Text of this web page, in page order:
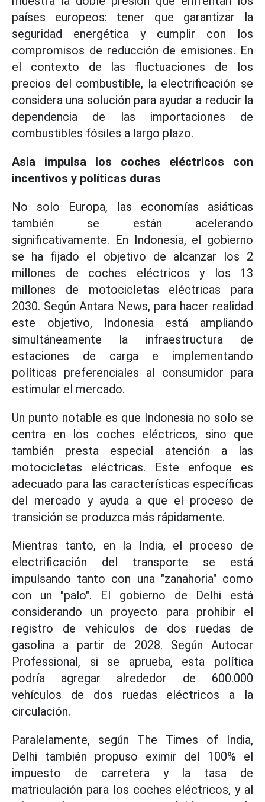
países europeos: tener que garantizar la
seguridad energética y cumplir con los
compromisos de reducción de emisiones. En
el contexto de las fluctuaciones de los
precios del combustible, la electrificación se
considera una solución para ayudar a reducir la
dependencia de las importaciones de
combustibles fósiles a largo plazo.
Asia impulsa los coches eléctricos con
incentivos y políticas duras
No solo Europa, las economías asiáticas
también se están acelerando
significativamente. En Indonesia, el gobierno
se ha fijado el objetivo de alcanzar los 2
millones de coches eléctricos y los 13
millones de motocicletas eléctricas para
2030. Según Antara News, para hacer realidad
este objetivo, Indonesia está ampliando
simultáneamente la infraestructura de
estaciones de carga e implementando
políticas preferenciales al consumidor para
estimular el mercado.
Un punto notable es que Indonesia no solo se
centra en los coches eléctricos, sino que
también presta especial atención a las
motocicletas eléctricas. Este enfoque es
adecuado para las características específicas
del mercado y ayuda a que el proceso de
transición se produzca más rápidamente.
Mientras tanto, en la India, el proceso de
electrificación del transporte se está
impulsando tanto con una "zanahoria" como
con un "palo". El gobierno de Delhi está
considerando un proyecto para prohibir el
registro de vehículos de dos ruedas de
gasolina a partir de 2028. Según Autocar
Professional, si se aprueba, esta política
podría agregar alrededor de 600.000
vehículos de dos ruedas eléctricos a la
circulación.
Paralelamente, según The Times of India,
Delhi también propuso eximir del 100% el
impuesto de carretera y la tasa de
matriculación para los coches eléctricos, y al